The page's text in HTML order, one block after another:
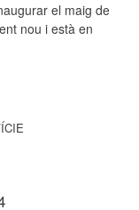
el maig de
nou i està en